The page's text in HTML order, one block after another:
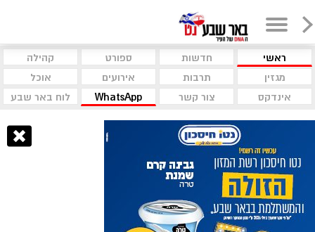
ראשי חדשות ספורט
קהילה
מגזין
תרבות אירועים
אוכל
אינדקס
צור קשר WhatsApp לוח באר שבע